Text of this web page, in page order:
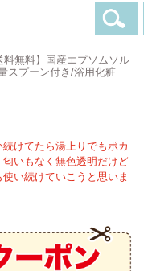
料無料】国産エプソムソル
スプーン付き/浴用化粧
けてたら湯上りでもポカ
いもなく無色透明だけど
い続けていこうと思いま